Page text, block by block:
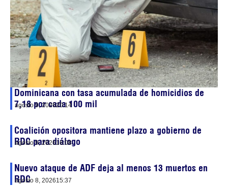
Dominicana con tasa acumulada de homicidios de
7,18 por cada 100 mil
agosto 9, 202620:14
Coalición opositora mantiene plazo a gobierno de
RDC para diálogo
agosto 9, 202616:08
Nuevo ataque de ADF deja al menos 13 muertos en
RDC
agosto 8, 202615:37